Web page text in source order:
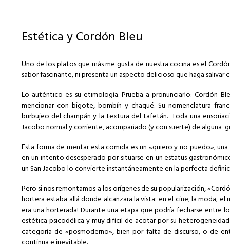
Estética y Cordón Bleu
Uno de los platos que más me gusta de nuestra cocina es el
sabor fascinante, ni presenta un aspecto delicioso que haga
Lo auténtico es su etimología. Prueba a pronunciarlo: Cordón
mencionar con bigote, bombín y chaqué. Su nomenclatura
burbujeo del champán y la textura del tafetán. Toda una
Jacobo normal y corriente, acompañado (y con suerte) de alguna
Esta forma de mentar esta comida es un «quiero y no puedo»,
en un intento desesperado por situarse en un estatus
un San Jacobo lo convierte instantáneamente en la perfecta
Pero si nos remontamos a los orígenes de su popularización,
hortera estaba allá donde alcanzara la vista: en el cine, la moda,
era una horterada! Durante una etapa que podría fecharse entre
estética psicodélica y muy difícil de acotar por su
categoría de «posmoderno», bien por falta de discurso, o de
continua e inevitable.